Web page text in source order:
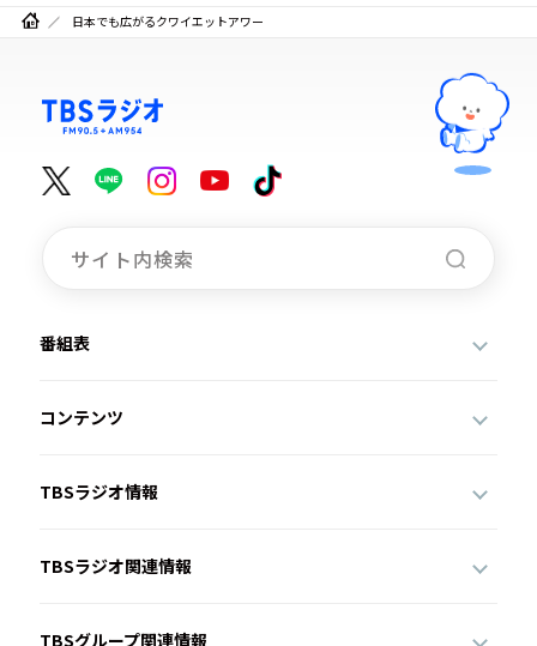
日本でも広がるクワイエットアワー
番組表
コンテンツ
TBSラジオ情報
TBSラジオ関連情報
TBSグループ関連情報